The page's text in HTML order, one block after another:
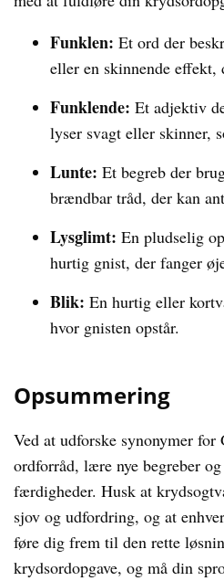
Funklen: Et ord der
eller en skinnende effekt,
Funklende: Et adjektiv
lyser svagt eller skinner,
Lunte: Et begreb der
brændbar tråd, der kan
Lysglimt: En pludselig
hurtig gnist, der fanger
Blik: En hurtig eller
hvor gnisten opstår.
Opsummering
Ved at udforske synonymer
ordforråd, lære nye begreber
færdigheder. Husk at
sjov og udfordring, og at
føre dig frem til den rette
krydsordopgave, og må din